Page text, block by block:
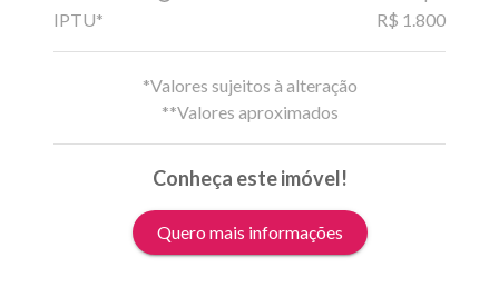
IPTU*
R$ 1.800
*Valores sujeitos à alteração
**Valores aproximados
Conheça este imóvel!
Quero mais informações